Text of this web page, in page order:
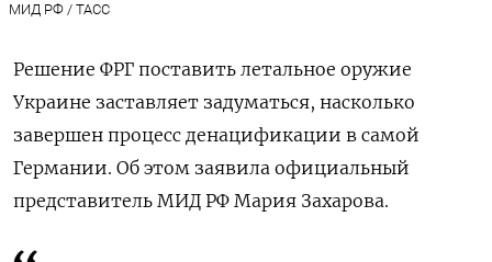
МИД РФ / ТАСС
Решение ФРГ поставить летальное оружие
Украине заставляет задуматься, насколько
завершен процесс денацификации в самой
Германии. Об этом заявила официальный
представитель МИД РФ Мария Захарова.